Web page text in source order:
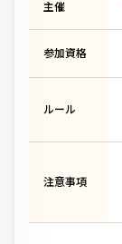
主催
参加資格
ルール
注意事項